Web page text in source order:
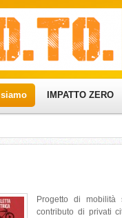
IMPATTO ZERO
Progetto di mobilità
contributo di privati